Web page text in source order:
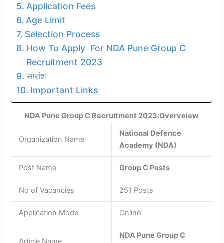
Application Fees
Age Limit
Selection Process
How To Apply For NDA Pune Group C
Recruitment 2023
सारांश
Important Links
NDA Pune Group C Recruitment 2023:Overveiew
Organization Name
National Defence
Academy (NDA)
Post Name Group C Posts
No of Vacancies 251 Posts
Application Mode Online
Article Name
NDA Pune Group C